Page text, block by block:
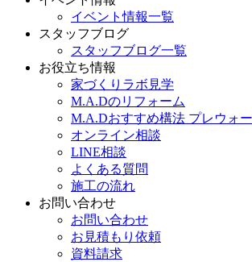
イベント情報一覧
スタッフブログ
スタッフブログ一覧
お役立ち情報
家づくりラボ見学
M.A.Dのリフォーム
M.A.Dおすすめ構法 プレウォ
オンライン相談
LINE相談
よくある質問
施工の流れ
お問い合わせ
お問い合わせ
お見積もり依頼
資料請求